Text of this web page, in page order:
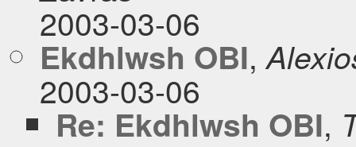
2003-03-06
Ekdhlwsh OBI,
2003-03-06
Re: Ekdhlwsh OBI,